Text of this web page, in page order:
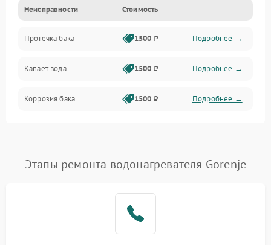
Датчики
Механика
Неисправности Стоимость
Протечка бака 1500 ₽ Подробнее →
Капает вода 1500 ₽ Подробнее →
Коррозия бака 1500 ₽ Подробнее →
Этапы ремонта водонагревателя Gorenje